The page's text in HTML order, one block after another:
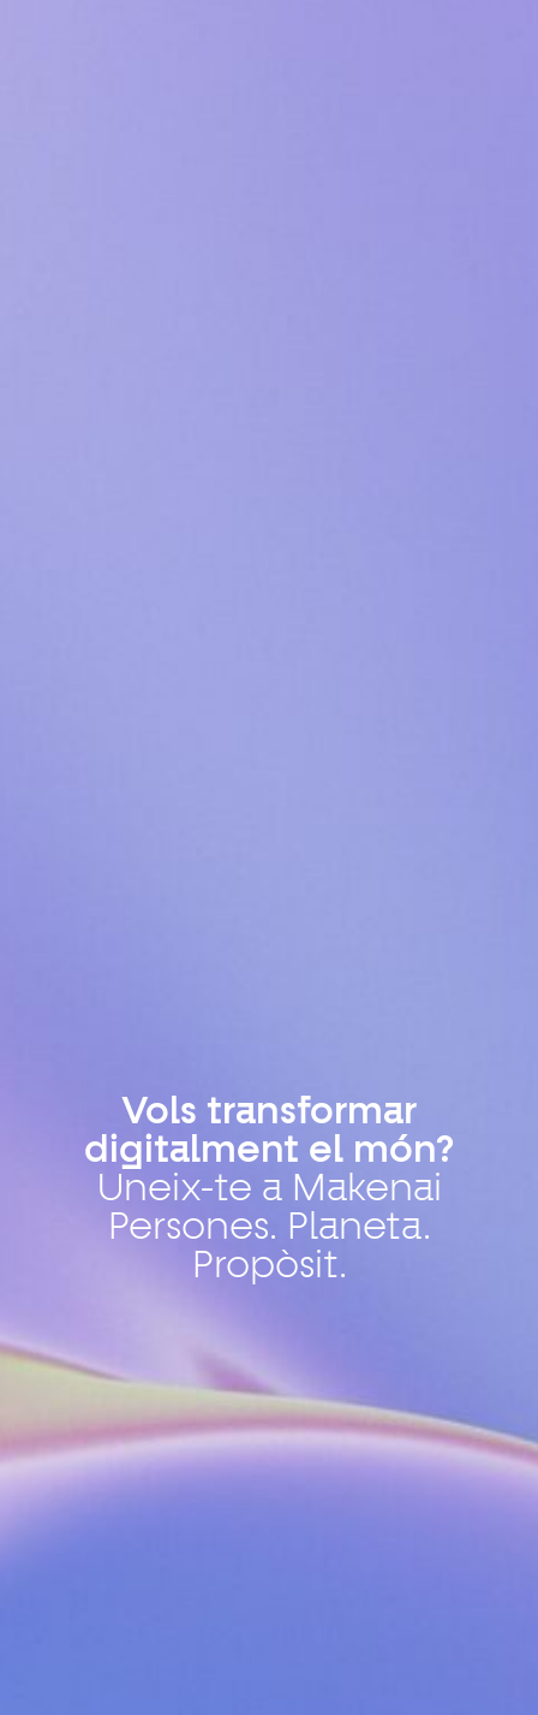
Vols transformar
digitalment el món?
Uneix-te a Makenai
Persones. Planeta.
Propòsit.